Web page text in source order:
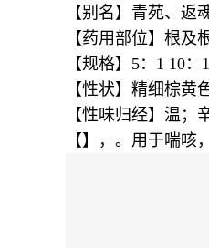
【别名】青苑、返
【药用部位】根及
【规格】5：1 10：
【性状】精细棕黄
【性味归经】温；
【】，。用于喘咳